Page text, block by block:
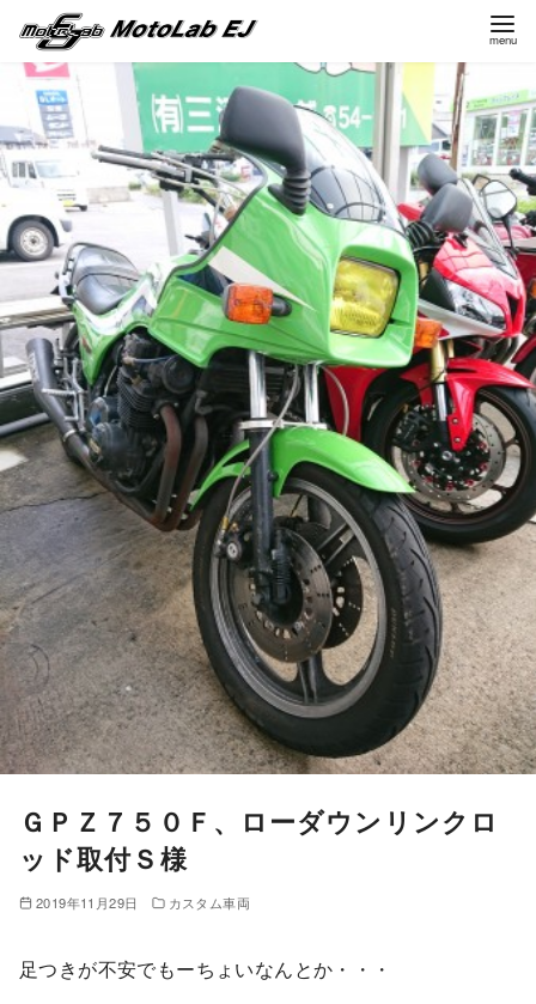
テ
ン
ツ
へ
移
動
ＧＰＺ７５０Ｆ、ローダウンリンクロ
ッド取付Ｓ様
2019年11月29日 カスタム車両
足つきが不安でもーちょいなんとか・・・